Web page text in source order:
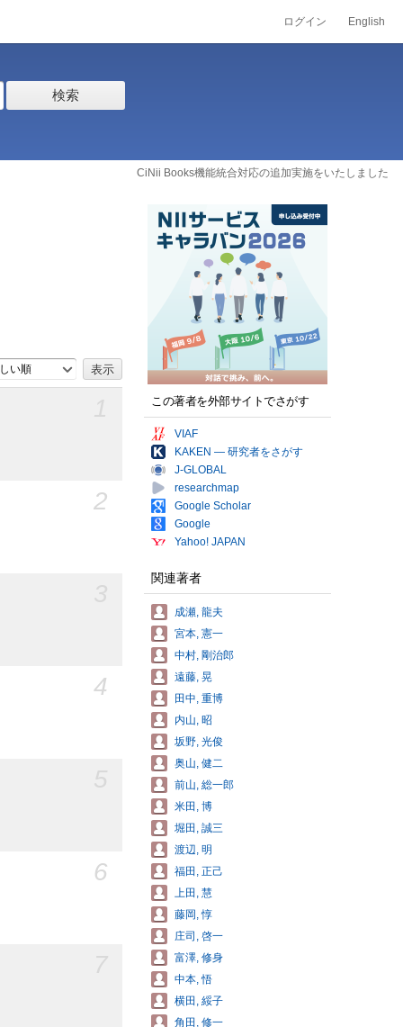
ログイン English
検索
CiNii Books機能統合対応の追加実施をいたしました
い順
2
4
6
この著者を外部サイトでさがす
VIAF
KAKEN — 研究者をさがす
J-GLOBAL
researchmap
Google Scholar
Google
Yahoo! JAPAN
関連著者
成瀬, 龍夫
宮本, 憲一
中村, 剛治郎
遠藤, 晃
田中, 重博
内山, 昭
坂野, 光俊
奥山, 健二
前山, 総一郎
米田, 博
堀田, 誠三
渡辺, 明
福田, 正己
上田, 慧
藤岡, 惇
庄司, 啓一
富澤, 修身
中本, 悟
横田, 綏子
角田, 修一